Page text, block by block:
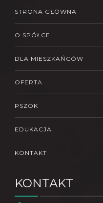
STRONA GŁÓWNA
O SPÓŁCE
DLA MIESZKAŃCÓW
OFERTA
PSZOK
EDUKACJA
KONTAKT
KONTAKT